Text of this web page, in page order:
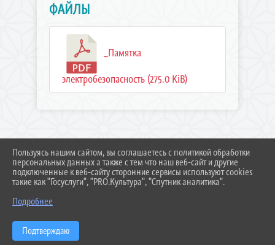
ФАЙЛЫ
_Памятка
электробезопасность (275.0 KiB)
2026 Г. RN-GENSCHOOL.RU
ВХОД
КАРТА САЙТА
СДЕЛАНО НА KUBCMS
РАЗРАБОТКА И ПОДДЕРЖКА
Пользуясь нашим сайтом, вы соглашаетесь с политикой обработки
персональных данных а также с тем что наш веб-сайт и другие
подключенные к веб-сайту сторонние сервисы используют cookies
такие как "Госуслуги", "PRO.Культура", "Спутник аналитика".
Подробнее
Подтверждаю